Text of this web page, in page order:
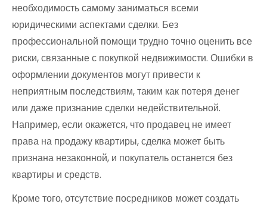
необходимость самому заниматься всеми
юридическими аспектами сделки. Без
профессиональной помощи трудно точно оценить все
риски, связанные с покупкой недвижимости. Ошибки в
оформлении документов могут привести к
неприятным последствиям, таким как потеря денег
или даже признание сделки недействительной.
Например, если окажется, что продавец не имеет
права на продажу квартиры, сделка может быть
признана незаконной, и покупатель останется без
квартиры и средств.
Кроме того, отсутствие посредников может создать